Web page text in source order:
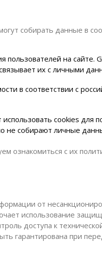
собирать данные в
пользователей на сайте.
их с личными
в соответствии с
cookies для
не собирают личные
ознакомиться с их
от
использование
доступа к
гарантирована при